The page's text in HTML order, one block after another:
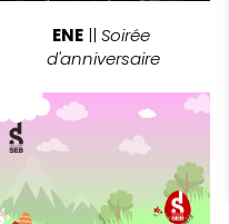
ENE || Soirée
d'anniversaire